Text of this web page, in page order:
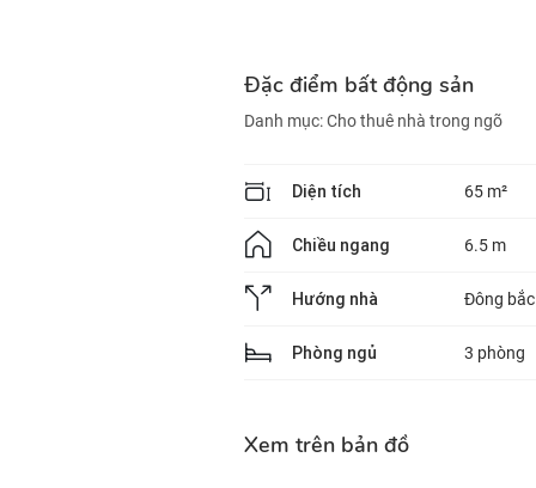
Đặc điểm bất động sản
Danh mục:Cho thuê nhà trong ngõ
Diện tích 65 m²
Chiều ngang 6.5 m
Hướng nhà Đông bắc
Phòng ngủ 3 phòng
Xem trên bản đồ